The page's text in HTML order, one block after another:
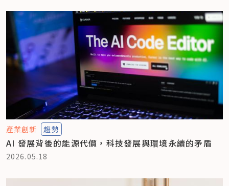
產業創新 趨勢
AI 發展背後的能源代價，科技發展與環境永續的矛盾
2026.05.18